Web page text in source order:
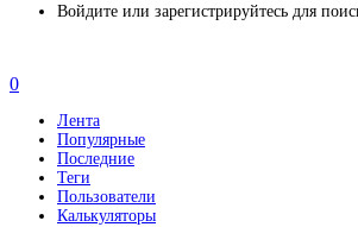
Войдите или зарегистрируйтесь для
0
Лента
Популярные
Последние
Теги
Пользователи
Калькуляторы